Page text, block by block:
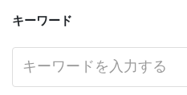
キーワード